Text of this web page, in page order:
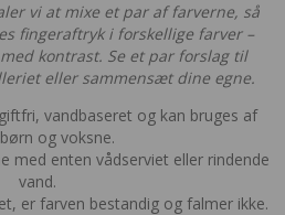
vi at mixe et par af farverne, så
fingeraftryk i forskellige farver –
kontrast. Se et par forslag til
eller sammensæt dine egne.
vandbaseret og kan bruges af
og voksne.
med enten vådserviet eller rindende
vand.
er farven bestandig og falmer ikke.